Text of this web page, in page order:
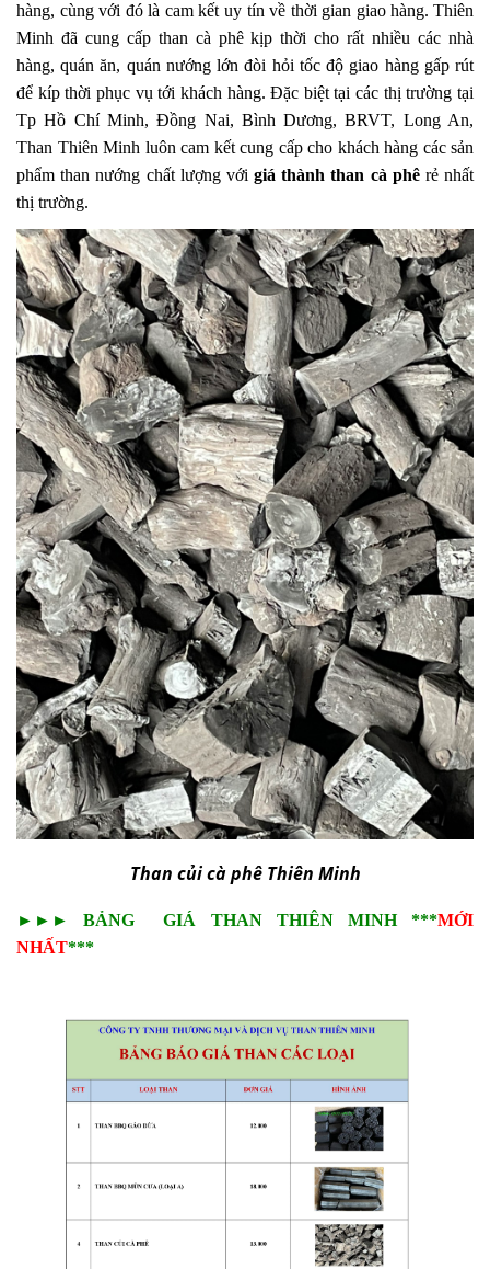
hàng, cùng với đó là cam kết uy tín về thời gian giao hàng. Thiên
Minh đã cung cấp than cà phêkịp thời cho rất nhiềucác nhà
hàng, quán ăn, quán nướnglớn đòi hỏi tốcđộ giao hàng gấp rút
để kíp thời phục vụ tới khách hàng. Đặc biệt tại các thị trường tại
Tp Hồ Chí Minh, Đồng Nai, Bình Dương,BRVT, Long An,
Than Thiên Minh luôn cam kết cung cấp cho khách hàng các sản
phẩmthan nướng chất lượng với giá thànhthan cà phê rẻ nhất
thị trường.
Than củi cà phê Thiên Minh
►►► BẢNG GIÁ THAN THIÊN MINH***MỚI
NHẤT***